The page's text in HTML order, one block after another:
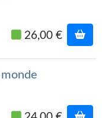
26,00 €